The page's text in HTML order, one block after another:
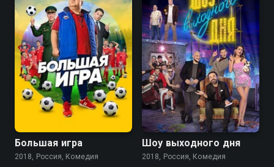
Большая игра
2018, Россия, Комедия
6.0
Шоу выходного дня
2018, Россия, Комедия